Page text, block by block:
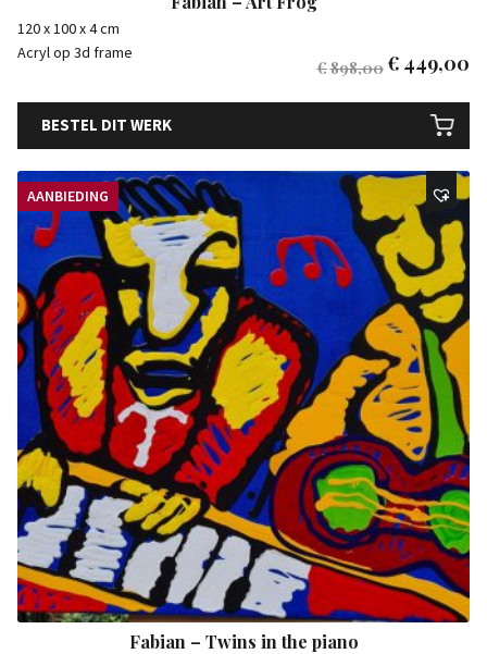
120 x 100 x 4 cm
Acryl op 3d frame
€898,00€ 449,00
BESTEL DIT WERK
AANBIEDING
Fabian – Twins in the piano